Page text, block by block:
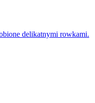
delikatnymi rowkami.